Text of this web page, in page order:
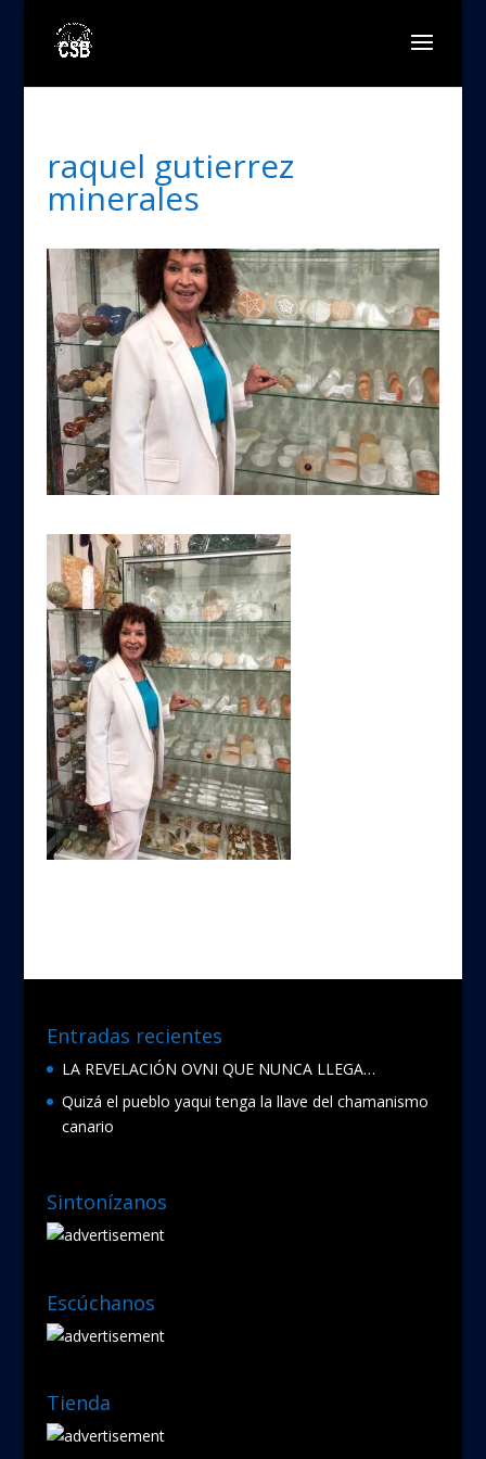
raquel gutierrez
minerales
Entradas recientes
LA REVELACIÓN OVNI QUE NUNCA LLEGA…
Quizá el pueblo yaqui tenga la llave del chamanismo
canario
Sintonízanos
Escúchanos
Tienda